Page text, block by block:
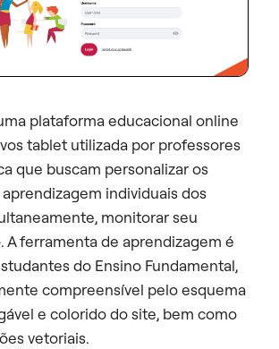
plataforma educacional online
tablet utilizada por professores
que buscam personalizar os
individuais dos
monitorar seu
A ferramenta de aprendizagem é
do Ensino Fundamental,
compreensível pelo esquema
e colorido do site, bem como
vetoriais.